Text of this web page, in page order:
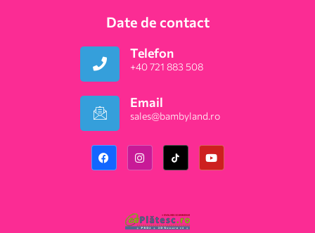
Date de contact
Telefon
+40 721 883 508
Email
sales@bambyland.ro​